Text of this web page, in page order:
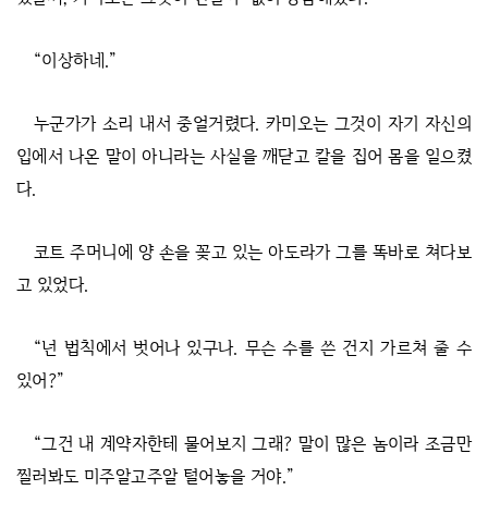
“이상하네.”
누군가가 소리 내서 중얼거렸다. 카미오는 그것이 자기 자신의
입에서 나온 말이 아니라는 사실을 깨닫고 칼을 집어 몸을 일으켰
다.
코트 주머니에 양 손을 꽂고 있는 아도라가 그를 똑바로 쳐다보
고 있었다.
“넌 법칙에서 벗어나 있구나. 무슨 수를 쓴 건지 가르쳐 줄 수
있어?”
“그건 내 계약자한테 물어보지 그래? 말이 많은 놈이라 조금만
찔러봐도 미주알고주알 털어놓을 거야.”